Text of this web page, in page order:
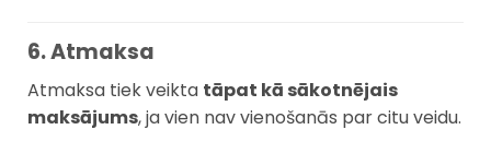
6. Atmaksa
Atmaksa tiek veikta tāpat kā sākotnējais
maksājums, ja vien nav vienošanās par citu veidu.